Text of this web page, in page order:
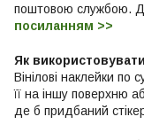
поштовою службою.
посиланням >>
Як
Вінілові наклейки
її на іншу поверхню
де б придбаний